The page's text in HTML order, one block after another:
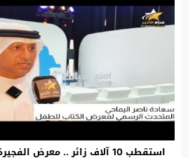
استقطب 10 آلاف زائر .. معرض